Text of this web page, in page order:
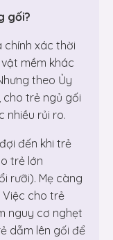
gối?
chính xác thời
mềm khác
theo Ủy
cho trẻ ngủ gối
nhiều rủi ro.
đến khi trẻ
trẻ lớn
rưỡi). Mẹ càng
cho trẻ
nguy cơ nghẹt
dẫm lên gối để